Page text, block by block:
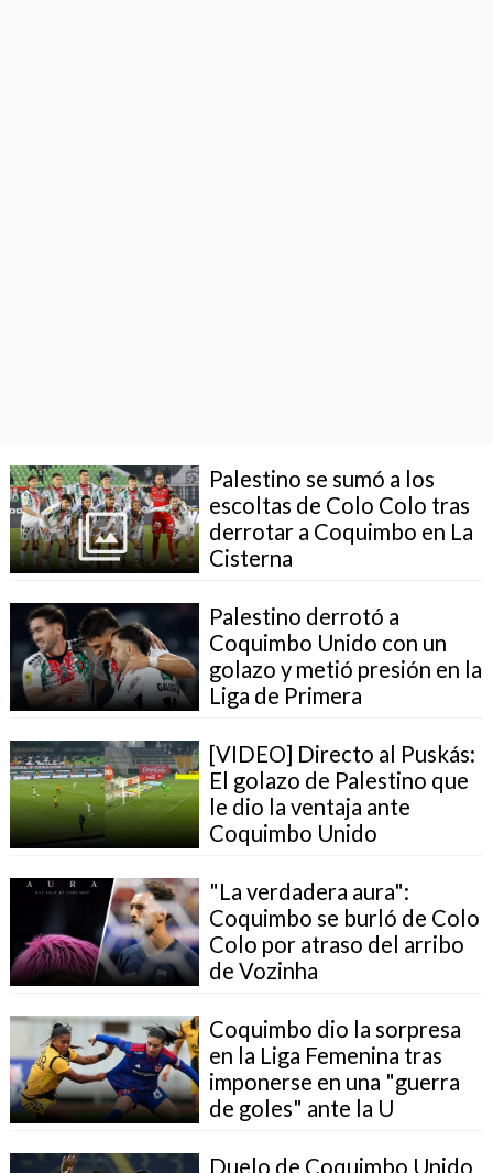
Palestino se sumó a los
escoltas de Colo Colo tras
derrotar a Coquimbo en La
Cisterna
Palestino derrotó a
Coquimbo Unido con un
golazo y metió presión en la
Liga de Primera
[VIDEO] Directo al Puskás:
El golazo de Palestino que
le dio la ventaja ante
Coquimbo Unido
"La verdadera aura":
Coquimbo se burló de Colo
Colo por atraso del arribo
de Vozinha
Coquimbo dio la sorpresa
en la Liga Femenina tras
imponerse en una "guerra
de goles" ante la U
Duelo de Coquimbo Unido